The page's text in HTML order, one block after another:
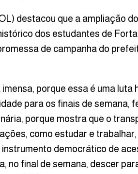
destacou que a ampliação
dos estudantes de
de campanha do
porque essa é uma luta
para os finais de semana,
porque mostra que o
como estudar e trabalhar,
democrático de
no final de semana, descer